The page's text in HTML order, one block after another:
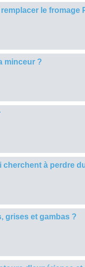
le fromage
minceur ?
à perdre
grises et gambas ?